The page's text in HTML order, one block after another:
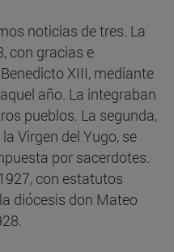
noticias de tres. La
con gracias e
XIII, mediante
año. La integraban
pueblos. La segunda,
Virgen del Yugo, se
por sacerdotes.
con estatutos
diócesis don Mateo